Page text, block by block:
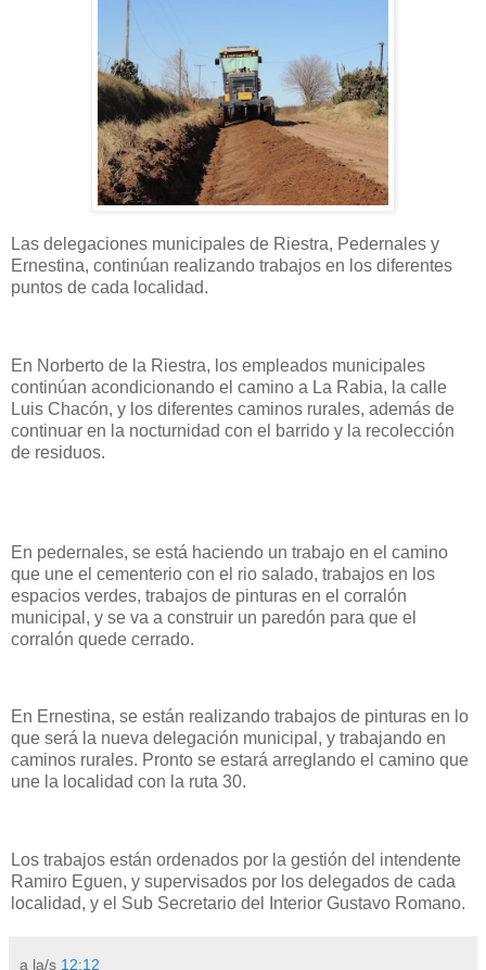
Las delegaciones municipales de Riestra, Pedernales y
Ernestina, continúan realizando trabajos en los diferentes
puntos de cada localidad.
En Norberto de la Riestra, los empleados municipales
continúan acondicionando el camino a La Rabia, la calle
Luis Chacón, y los diferentes caminos rurales, además de
continuar en la nocturnidad con el barrido y la recolección
de residuos.
En pedernales, se está haciendo un trabajo en el camino
que une el cementerio con el rio salado, trabajos en los
espacios verdes, trabajos de pinturas en el corralón
municipal, y se va a construir un paredón para que el
corralón quede cerrado.
En Ernestina, se están realizando trabajos de pinturas en lo
que será la nueva delegación municipal, y trabajando en
caminos rurales. Pronto se estará arreglando el camino que
une la localidad con la ruta 30.
Los trabajos están ordenados por la gestión del intendente
Ramiro Eguen, y supervisados por los delegados de cada
localidad, y el Sub Secretario del Interior Gustavo Romano.
a la/s 12:12